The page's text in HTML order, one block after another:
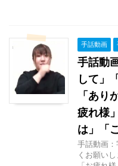
手話動画
手話動
して」
「あり
疲れ様
は」「
手話動画
くお願い